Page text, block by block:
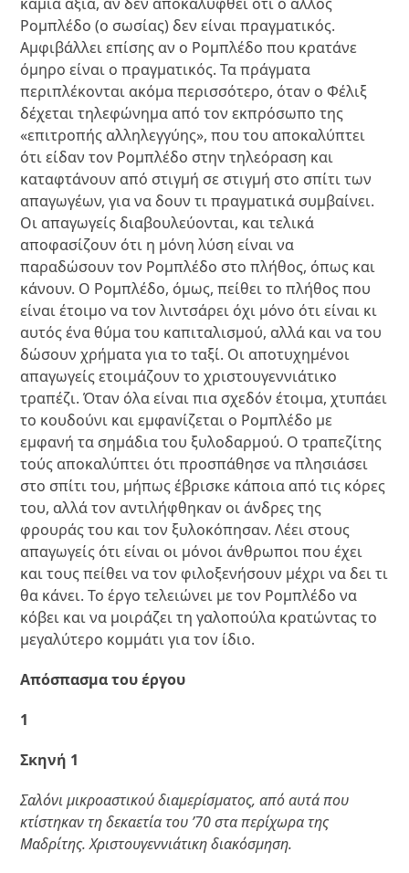
Ρομπλέδο (ο σωσίας) δεν είναι πραγματικός.
Αμφιβάλλει επίσης αν ο Ρομπλέδο που κρατάνε
όμηρο είναι ο πραγματικός. Τα πράγματα
περιπλέκονται ακόμα περισσότερο, όταν ο Φέλιξ
δέχεται τηλεφώνημα από τον εκπρόσωπο της
«επιτροπής αλληλεγγύης», που του αποκαλύπτει
ότι είδαν τον Ρομπλέδο στην τηλεόραση και
καταφτάνουν από στιγμή σε στιγμή στο σπίτι των
απαγωγέων, για να δουν τι πραγματικά συμβαίνει.
Οι απαγωγείς διαβουλεύονται, και τελικά
αποφασίζουν ότι η μόνη λύση είναι να
παραδώσουν τον Ρομπλέδο στο πλήθος, όπως και
κάνουν. Ο Ρομπλέδο, όμως, πείθει το πλήθος που
είναι έτοιμο να τον λιντσάρει όχι μόνο ότι είναι κι
αυτός ένα θύμα του καπιταλισμού, αλλά και να του
δώσουν χρήματα για το ταξί. Οι αποτυχημένοι
απαγωγείς ετοιμάζουν το χριστουγεννιάτικο
τραπέζι. Όταν όλα είναι πια σχεδόν έτοιμα, χτυπάει
το κουδούνι και εμφανίζεται ο Ρομπλέδο με
εμφανή τα σημάδια του ξυλοδαρμού. Ο τραπεζίτης
τούς αποκαλύπτει ότι προσπάθησε να πλησιάσει
στο σπίτι του, μήπως έβρισκε κάποια από τις κόρες
του, αλλά τον αντιλήφθηκαν οι άνδρες της
φρουράς του και τον ξυλοκόπησαν. Λέει στους
απαγωγείς ότι είναι οι μόνοι άνθρωποι που έχει
και τους πείθει να τον φιλοξενήσουν μέχρι να δει τι
θα κάνει. Το έργο τελειώνει με τον Ρομπλέδο να
κόβει και να μοιράζει τη γαλοπούλα κρατώντας το
μεγαλύτερο κομμάτι για τον ίδιο.
Απόσπασμα του έργου
1
Σκηνή 1
Σαλόνι μικροαστικού διαμερίσματος, από αυτά που
κτίστηκαν τη δεκαετία του ’70 στα περίχωρα της
Μαδρίτης. Χριστουγεννιάτικη διακόσμηση.